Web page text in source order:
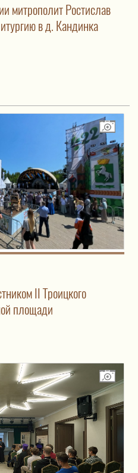
митрополит Ростислав
в д. Кандинка
II Троицкого
площади